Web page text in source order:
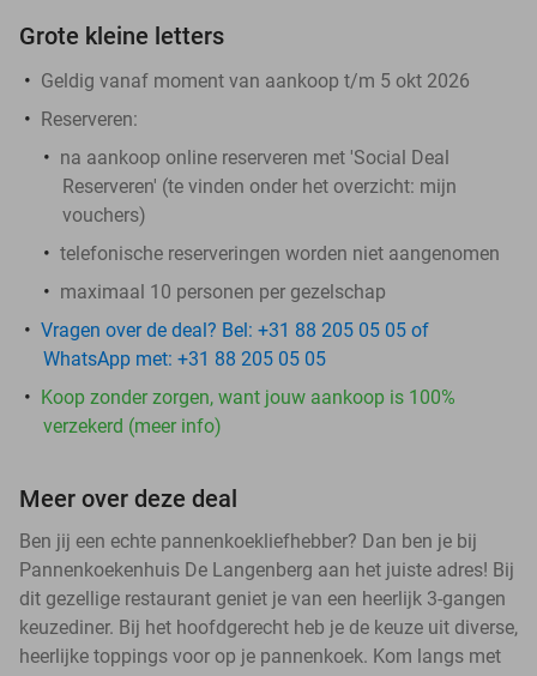
Grote kleine letters
Geldig vanaf moment van aankoop t/m 5 okt 2026
Reserveren:
na aankoop online reserveren met 'Social Deal
Reserveren' (te vinden onder het overzicht: mijn
vouchers)
telefonische reserveringen worden niet aangenomen
maximaal 10 personen per gezelschap
Vragen over de deal? Bel: +31 88 205 05 05 of
WhatsApp met: +31 88 205 05 05
Koop zonder zorgen, want jouw aankoop is 100%
verzekerd (meer info)
Meer over deze deal
Ben jij een echte pannenkoekliefhebber? Dan ben je bij
Pannenkoekenhuis De Langenberg aan het juiste adres! Bij
dit gezellige restaurant geniet je van een heerlijk 3-gangen
keuzediner. Bij het hoofdgerecht heb je de keuze uit diverse,
heerlijke toppings voor op je pannenkoek. Kom langs met